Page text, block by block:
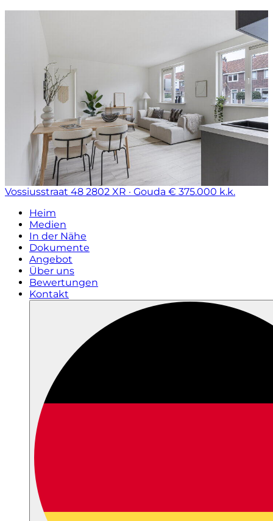
Vossiusstraat 48 2802 XR · Gouda € 375.000 k.k.
Heim
Medien
In der Nähe
Dokumente
Angebot
Über uns
Bewertungen
Kontakt